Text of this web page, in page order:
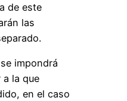
de este
las
impondrá
a la que
en el caso